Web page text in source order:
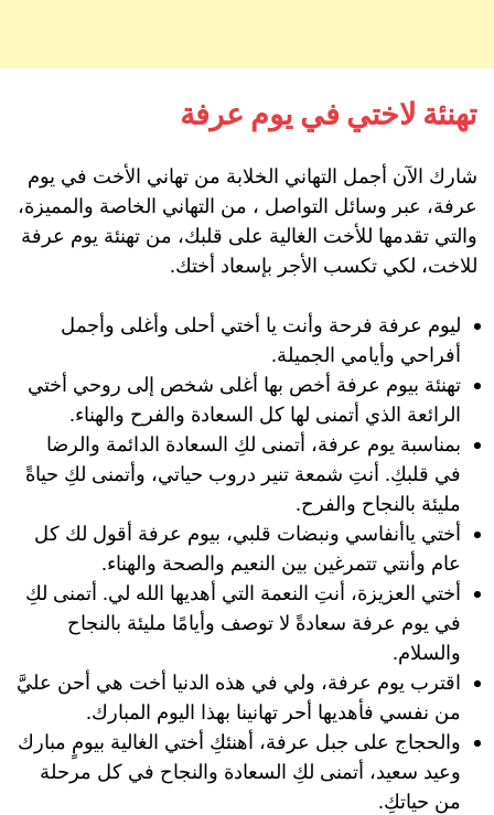
تهنئة لاختي في يوم عرفة
شارك الآن أجمل التهاني الخلابة من تهاني الأخت في يوم
عرفة، عبر وسائل التواصل ، من التهاني الخاصة والمميزة،
والتي تقدمها للأخت الغالية على قلبك، من تهنئة يوم عرفة
للاخت، لكي تكسب الأجر بإسعاد أختك.
ليوم عرفة فرحة وأنت يا أختي أحلى وأغلى وأجمل
أفراحي وأيامي الجميلة.
تهنئة بيوم عرفة أخص بها أغلى شخص إلى روحي أختي
الرائعة الذي أتمنى لها كل السعادة والفرح والهناء.
بمناسبة يوم عرفة، أتمنى لكِ السعادة الدائمة والرضا
في قلبكِ. أنتِ شمعة تنير دروب حياتي، وأتمنى لكِ حياةً
مليئة بالنجاح والفرح.
أختي ياأنفاسي ونبضات قلبي، بيوم عرفة أقول لك كل
عام وأنتي تتمرغين بين النعيم والصحة والهناء.
أختي العزيزة، أنتِ النعمة التي أهديها الله لي. أتمنى لكِ
في يوم عرفة سعادةً لا توصف وأيامًا مليئة بالنجاح
والسلام.
اقترب يوم عرفة، ولي في هذه الدنيا أخت هي أحن عليَّ
من نفسي فأهديها أحر تهانينا بهذا اليوم المبارك.
والحجاج على جبل عرفة، أهنئكِ أختي الغالية بيومٍ مبارك
وعيد سعيد، أتمنى لكِ السعادة والنجاح في كل مرحلة
من حياتكِ.